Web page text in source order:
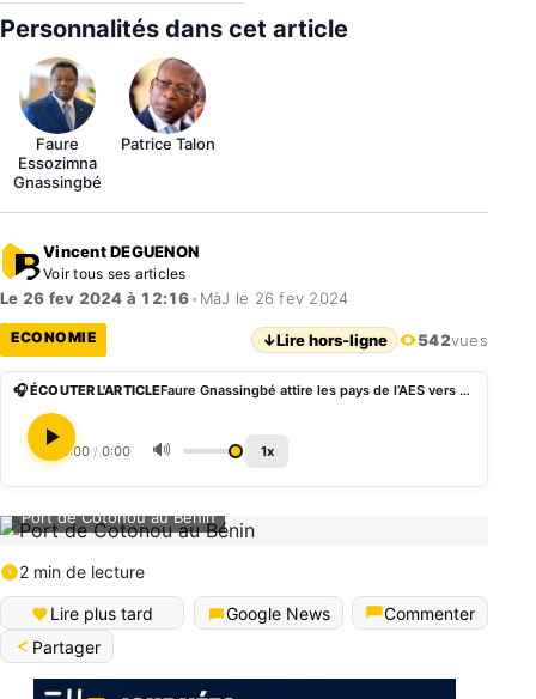
Personnalités dans cet article
Faure
Essozimna
Gnassingbé
Patrice Talon
Vincent DEGUENON
Voir tous ses articles
Le 26 fev 2024 à 12:16• MàJ le 26 fev 2024
ECONOMIE ↓Lire hors-ligne 542vues
🎧 ÉCOUTER L'ARTICLE Faure Gnassingbé attire les pays de l’AES vers son port au grand damÂ de Patrice Talon
0:00 / 0:00 🔊 1x
Port de Cotonou au Bénin
2 min de lecture
Lire plus tard Google News
Commenter
Partager